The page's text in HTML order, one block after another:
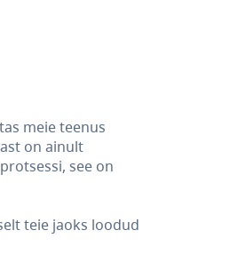
meie teenus
on ainult
see on
teie jaoks loodud